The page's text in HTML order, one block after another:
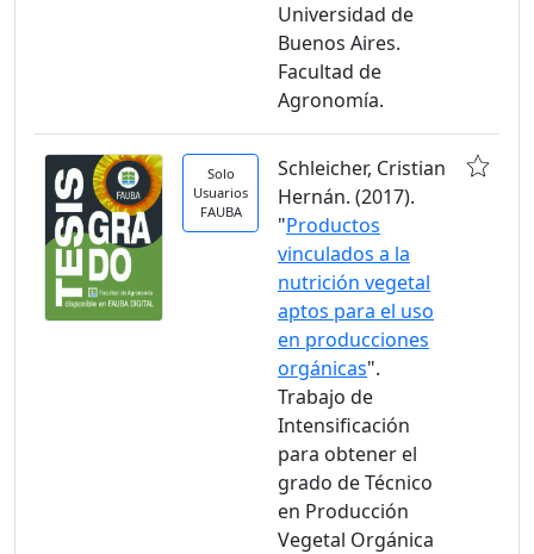
Universidad de
Buenos Aires.
Facultad de
Agronomía.
Solo
Usuarios
FAUBA
Schleicher, Cristian
Hernán. (2017).
"Productos
vinculados a la
nutrición vegetal
aptos para el uso
en producciones
orgánicas".
Trabajo de
Intensificación
para obtener el
grado de Técnico
en Producción
Vegetal Orgánica